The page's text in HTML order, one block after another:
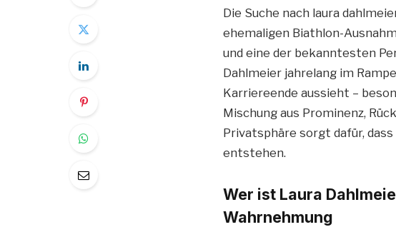
Die Suche nach laura
ehemaligen Biathlon-
und eine der bekanntesten
Dahlmeier jahrelang im
Karriereende aussieht –
Mischung aus Prominenz,
Privatsphäre sorgt dafür,
entstehen.
Wer ist Laura
Wahrnehmung